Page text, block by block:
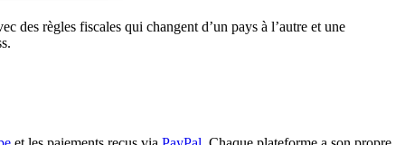
des règles fiscales qui changent d’un pays à l’autre et une